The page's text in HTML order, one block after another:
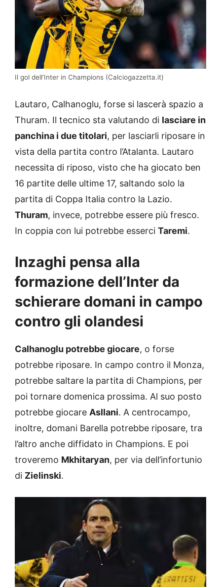
Il gol dell’Inter in Champions (Calciogazzetta.it)
Lautaro, Calhanoglu, forse si lascerà spazio a
Thuram. Il tecnico sta valutando di lasciare in
panchina i due titolari, per lasciarli riposare in
vista della partita contro l’Atalanta. Lautaro
necessita di riposo, visto che ha giocato ben
16 partite delle ultime 17, saltando solo la
partita di Coppa Italia contro la Lazio.
Thuram, invece, potrebbe essere più fresco.
In coppia con lui potrebbe esserci Taremi.
Inzaghi pensa alla
formazione dell’Inter da
schierare domani in campo
contro gli olandesi
Calhanoglu potrebbe giocare, o forse
potrebbe riposare. In campo contro il Monza,
potrebbe saltare la partita di Champions, per
poi tornare domenica prossima. Al suo posto
potrebbe giocare Asllani. A centrocampo,
inoltre, domani Barella potrebbe riposare, tra
l’altro anche diffidato in Champions. E poi
troveremo Mkhitaryan, per via dell’infortunio
di Zielinski.